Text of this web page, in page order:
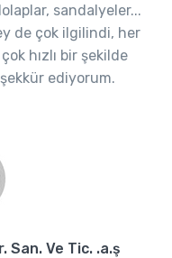
sandalyeler...
de çok ilgilindi, her
hızlı bir şekilde
ediyorum.
San. Ve Tic. .a.ş